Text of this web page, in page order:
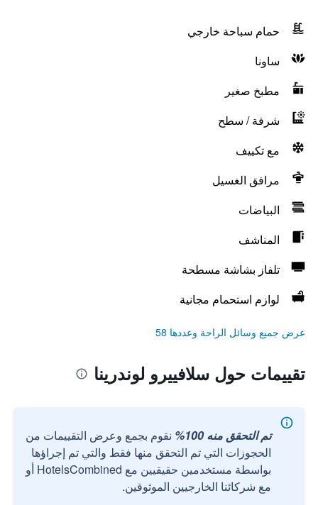
حمام سباحة خارجي
ساونا
مطبخ صغير
شرفة / سطح
مع تكييف
مرافق الغسيل
البياضات
المناشف
تلفاز بشاشة مسطحة
لوازم استحمام مجانية
عرض جميع وسائل الراحة وعددها 58
تقييمات حول سلافييرو لوندرينا
تم التحقق منه 100%
نقوم بجمع وعرض التقييمات من
الحجوزات التي تم التحقق منها فقط والتي تم إجراؤها
بواسطة مستخدمين حقيقيين مع HotelsCombined أو
مع شركائنا الخارجيين الموثوقين.